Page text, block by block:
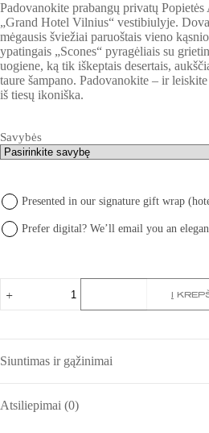
through
50,00 €
Padovanokite prabangų privatų Popietės
„Grand Hotel Vilnius“ vestibiulyje.
mėgausis šviežiai paruoštais vieno
ypatingais „Scones“ pyragėliais su
uogiene, ką tik iškeptais desertais,
taure šampano. Padovanokite – ir
iš tiesų ikoniška.
Savybės
Presented in our signature gift wrap
Prefer digital? We’ll email you an
kiekis:
Į
Siuntimas ir gąžinimai
Atsiliepimai (0)